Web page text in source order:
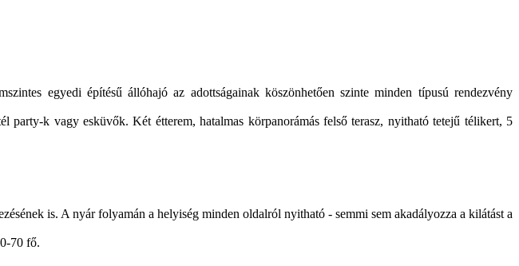
egyedi építésű állóhajó az adottságainak köszönhetően szinte minden típusú rendezvény
k vagy esküvők. Két étterem, hatalmas körpanorámás felső terasz, nyitható tetejű télikert, 5
is. A nyár folyamán a helyiség minden oldalról nyitható - semmi sem akadályozza a kilátást a
70 fő.